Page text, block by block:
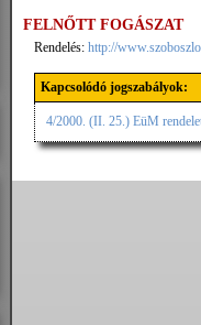
FELNŐTT FOGÁSZAT
Rendelés: http://
Kapcsolódó jogszabályok:
4/2000. (II. 25.) EüM